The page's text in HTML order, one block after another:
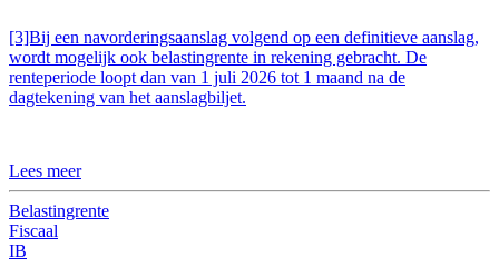
[3]Bij een navorderingsaanslag volgend op een definitieve aanslag,
wordt mogelijk ook belastingrente in rekening gebracht. De
renteperiode loopt dan van 1 juli 2026 tot 1 maand na de
dagtekening van het aanslagbiljet.
Lees meer
Belastingrente
Fiscaal
IB